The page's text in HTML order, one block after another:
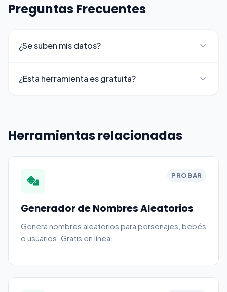
Preguntas Frecuentes
¿Se suben mis datos?
¿Esta herramienta es gratuita?
Herramientas relacionadas
PROBAR
Generador de Nombres Aleatorios
Genera nombres aleatorios para personajes, bebés
o usuarios. Gratis en línea.